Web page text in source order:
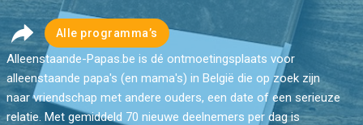
Alle programma’s
Alleenstaande-Papas.be is dé ontmoetingsplaats voor
alleenstaande papa's (en mama's) in België die op zoek zijn
naar vriendschap met andere ouders, een date of een serieuze
relatie. Met gemiddeld 70 nieuwe deelnemers per dag is